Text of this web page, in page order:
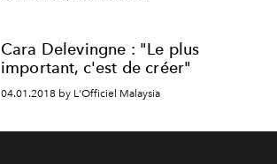
Cara Delevingne : "Le plus
important, c'est de créer"
04.01.2018 by L'Officiel Malaysia